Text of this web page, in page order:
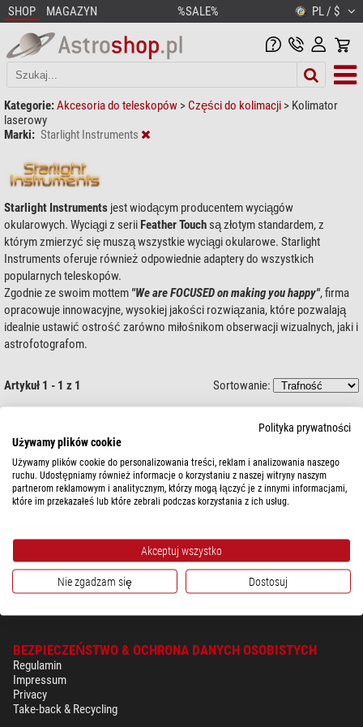
SHOP MAGAZYN %SALE% PL / $
Kategorie:Akcesoria do teleskopów > Części do kolimacji > Kolimator
laserowy
Marki: Starlight Instruments
Starlight Instruments jest wiodącym producentem wyciągów
okularowych. Wyciągi z seriiFeather Touch są złotym standardem, z
którym zmierzyć się muszą wszystkie wyciągi okularowe. Starlight
Instruments oferuje również odpowiednie adaptery do wszystkich
popularnych teleskopów.
Zgodnie ze swoim mottem "We are FOCUSED on making you happy", firma
opracowuje innowacyjne, wysokiej jakości rozwiązania, które pozwalają
idealnie ustawić ostrość zarówno miłośnikom obserwacji wizualnych, jaki i
astrofotografom.
Artykuł 1 - 1 z 1 Sortowanie:
Starlight Instruments
$ 276,00
gotowe do wysyłki w3-6 miesięcy
BEZPIECZEŃSTWO & OCHRONA DANYCH OSOBISTYCH
Regulamin
Impressum
Privacy
Take-back & Recycling
Polityka prywatności
Używamy plików cookie
Używamy plików cookie do personalizowania treści, reklam i analizowania naszego
ruchu. Udostępniamy również informacje o korzystaniu z naszej witryny naszym
partnerom reklamowym i analitycznym, którzy mogą łączyć je z innymi informacjami,
które im przekazałeś lub które zebrali podczas korzystania z ich usług.
Akceptuj wszystko
Nie zgadzam się Dostosuj